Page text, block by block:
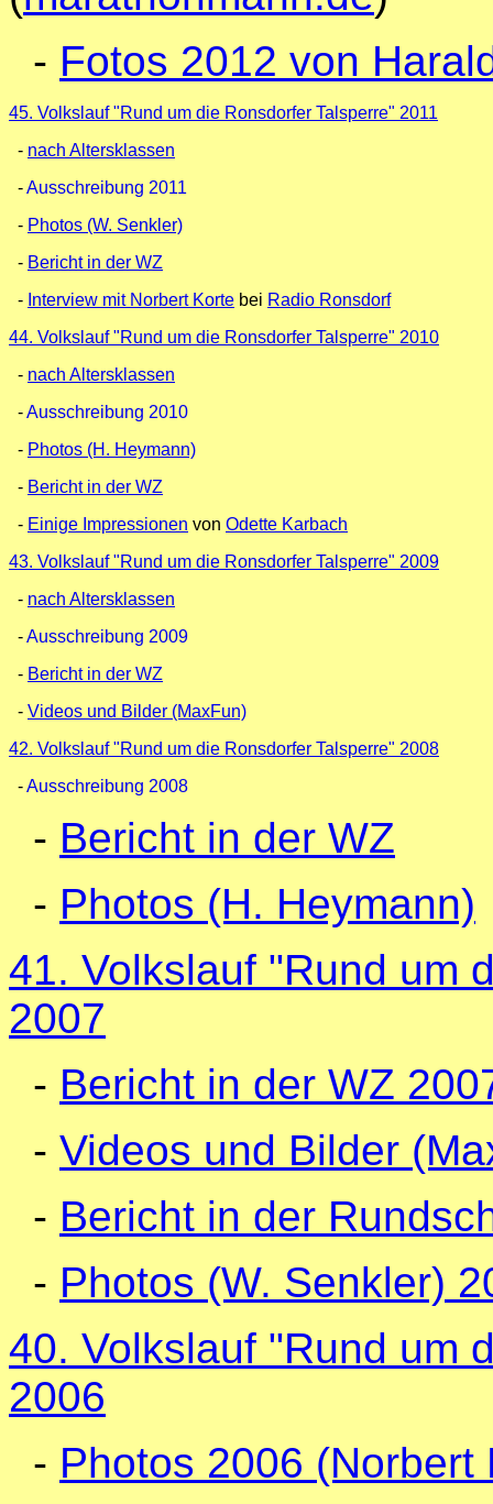
- Fotos 2012 von
45. Volkslauf "Rund um die Ronsdorfer Talsperre" 2011
- nach Altersklassen
-Ausschreibung 2011
- Photos (W. Senkler)
- Bericht in der WZ
- Interview mit Norbert Korte bei Radio Ronsdorf
44. Volkslauf "Rund um die Ronsdorfer Talsperre" 2010
- nach Altersklassen
-Ausschreibung 2010
- Photos (H. Heymann)
- Bericht in der WZ
- Einige Impressionen von Odette Karbach
43. Volkslauf "Rund um die Ronsdorfer Talsperre" 2009
- nach Altersklassen
-Ausschreibung 2009
- Bericht in der WZ
- Videos und Bilder (MaxFun)
42. Volkslauf "Rund um die Ronsdorfer Talsperre" 2008
-Ausschreibung 2008
- Bericht in der WZ
- Photos (H. Heymann)
41. Volkslauf "Rund um
2007
- Bericht in der WZ
- Videos und Bilder
- Bericht in der
- Photos (W. Senkler)
40. Volkslauf "Rund um
2006
- Photos 2006 (Norbert